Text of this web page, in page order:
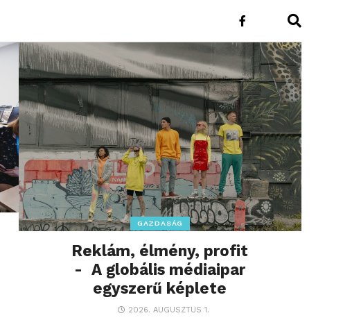
GAZDASÁG
Reklám, élmény, profit
- A globális médiaipar
egyszerű képlete
2026. AUGUSZTUS 1.